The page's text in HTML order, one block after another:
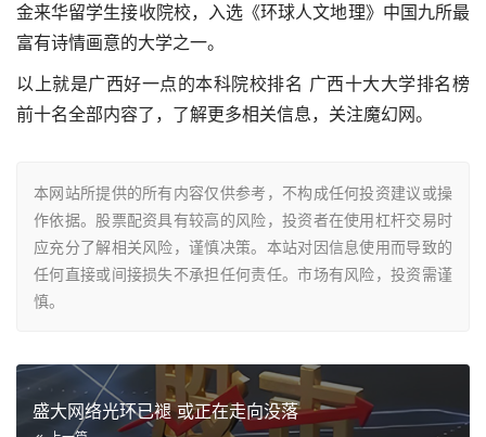
金来华留学生接收院校，入选《环球人文地理》中国九所最
富有诗情画意的大学之一。
以上就是广西好一点的本科院校排名 广西十大大学排名榜
前十名全部内容了，了解更多相关信息，关注魔幻网。
本网站所提供的所有内容仅供参考，不构成任何投资建议或操
作依据。股票配资具有较高的风险，投资者在使用杠杆交易时
应充分了解相关风险，谨慎决策。本站对因信息使用而导致的
任何直接或间接损失不承担任何责任。市场有风险，投资需谨
慎。
盛大网络光环已褪 或正在走向没落